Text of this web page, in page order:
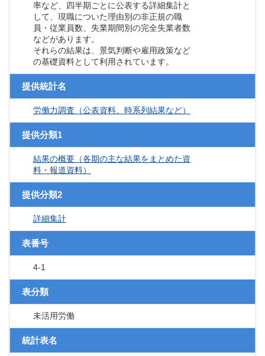
率など、四半期ごとに公表する詳細集計と
して、現職についた理由別の非正規の職
員・従業員数、失業期間別の完全失業者数
などがあります。
それらの結果は、景気判断や雇用政策など
の基礎資料として利用されています。
提供統計名
労働力調査（公表資料、時系列結果など）
提供分類1
結果の概要（各期の主な結果をまとめた資
料・報道資料）
提供分類2
詳細集計
表番号
4-1
表分類
未活用労働
統計表名